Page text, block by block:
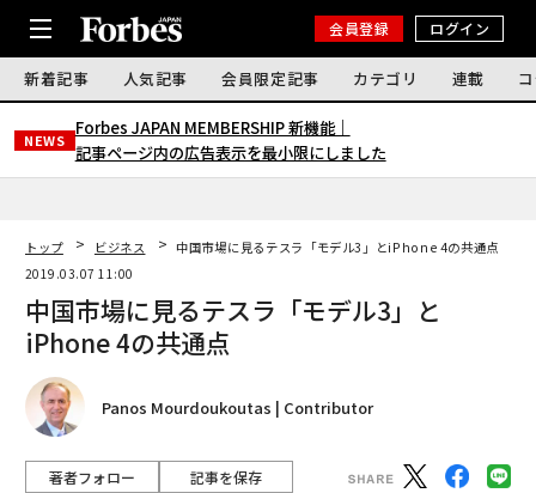
会員登録 ログイン
新着記事 人気記事 会員限定記事 カテゴリ 連載
NEWS
Forbes JAPAN MEMBERSHIP 新機能｜
記事ページ内の広告表示を最小限にしました
トップ ビジネス
中国市場に見るテスラ「モデル3」とiPhone 4の共通点
2019.03.07 11:00
中国市場に見るテスラ「モデル3」と
iPhone 4の共通点
Panos Mourdoukoutas | Contributor
著者フォロー 記事を保存